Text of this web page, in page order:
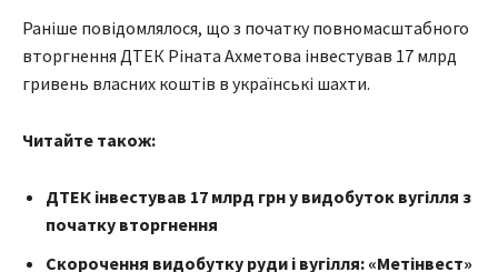
Раніше повідомлялося, що з початку повномасштабного
вторгнення ДТЕК Ріната Ахметова інвестував 17 млрд
гривень власних коштів в українські шахти.
Читайте також:
ДТЕК інвестував 17 млрд грн у видобуток вугілля з
початку вторгнення
Скорочення видобутку руди і вугілля: «Метінвест»